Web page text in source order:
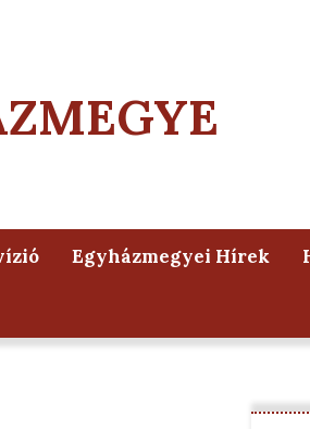
Egyházmegyei Hírek